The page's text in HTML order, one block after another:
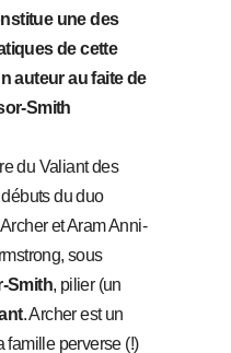
une des
de cette
auteur au faite de
Smith
du Valiant des
du duo
et Aram Anni-
sous
Smith, pilier (un
. Archer est un
famille perverse (!)